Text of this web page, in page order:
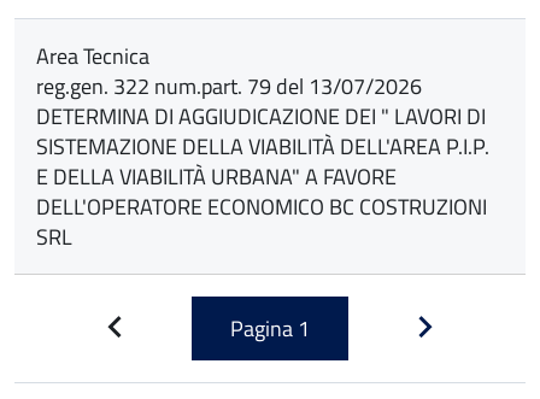
Area Tecnica
reg.gen. 322 num.part. 79 del 13/07/2026
DETERMINA DI AGGIUDICAZIONE DEI " LAVORI DI
SISTEMAZIONE DELLA VIABILITÀ DELL'AREA P.I.P.
E DELLA VIABILITÀ URBANA" A FAVORE
DELL'OPERATORE ECONOMICO BC COSTRUZIONI
SRL
Pagina 1